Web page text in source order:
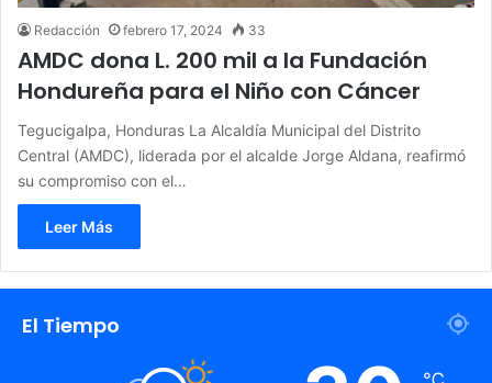
Redacción febrero 17, 2024 33
AMDC dona L. 200 mil a la Fundación
Hondureña para el Niño con Cáncer
Tegucigalpa, Honduras La Alcaldía Municipal del Distrito
Central (AMDC), liderada por el alcalde Jorge Aldana, reafirmó
su compromiso con el…
Leer Más
El Tiempo